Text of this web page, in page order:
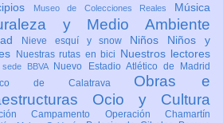
Museo de Colecciones Reales Música
y Medio Ambiente
Nieve esquí y snow Niños Niños y
Nuestras rutas en bici Nuestros lectores
BBVA
Nuevo Estadio Atlético de Madrid
de Calatrava Obras e
Ocio y Cultura
Campamento Operación Chamartín